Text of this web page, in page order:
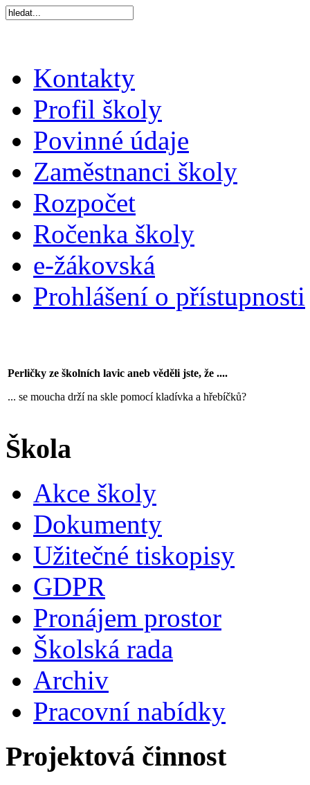
Kontakty
Profil školy
Povinné údaje
Zaměstnanci školy
Rozpočet
Ročenka školy
e-žákovská
Prohlášení o přístupnosti
Perličky ze školních lavic aneb věděli jste, že ....
... se moucha drží na skle pomocí kladívka a hřebíčků?
Škola
Akce školy
Dokumenty
Užitečné tiskopisy
GDPR
Pronájem prostor
Školská rada
Archiv
Pracovní nabídky
Projektová činnost